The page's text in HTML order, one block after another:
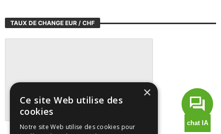
TAUX DE CHANGE EUR / CHF
Suivre tous les marchés sur TradingView
×
Ce site Web utilise des
cookies
Notre site Web utilise des cookies pour